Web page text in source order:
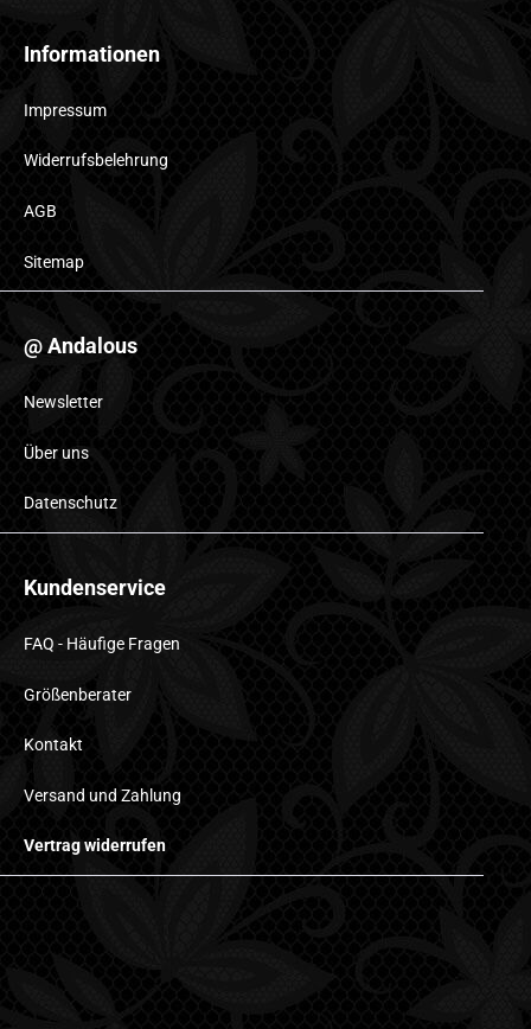
Informationen
Impressum
Widerrufsbelehrung
AGB
Sitemap
@ Andalous
Newsletter
Über uns
Datenschutz
Kundenservice
FAQ - Häufige Fragen
Größenberater
Kontakt
Versand und Zahlung
Vertrag widerrufen